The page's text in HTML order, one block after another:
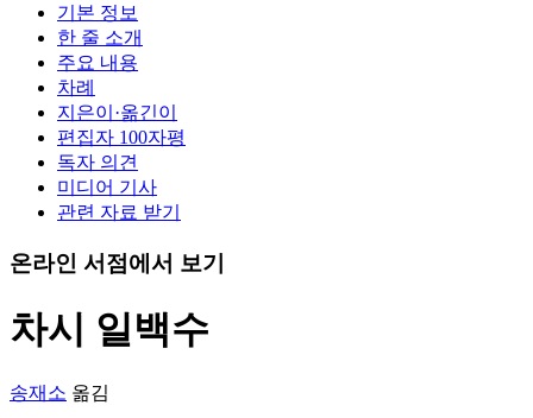
기본 정보
한 줄 소개
주요 내용
차례
지은이·옮긴이
편집자 100자평
독자 의견
미디어 기사
관련 자료 받기
온라인 서점에서 보기
차시 일백수
송재소 옮김